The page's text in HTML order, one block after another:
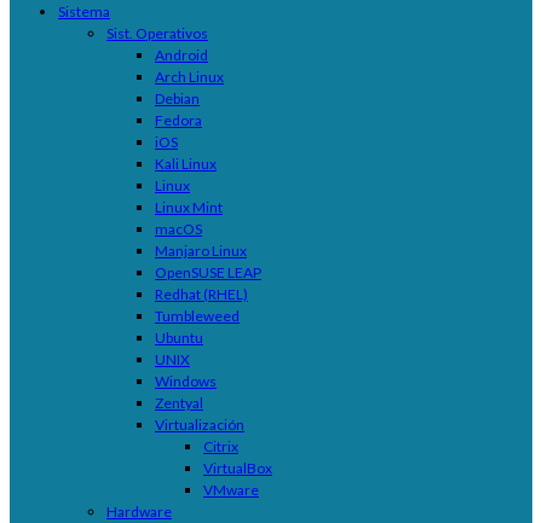
Sistema
Sist. Operativos
Android
Arch Linux
Debian
Fedora
iOS
Kali Linux
Linux
Linux Mint
macOS
Manjaro Linux
OpenSUSE LEAP
Redhat (RHEL)
Tumbleweed
Ubuntu
UNIX
Windows
Zentyal
Virtualización
Citrix
VirtualBox
VMware
Hardware